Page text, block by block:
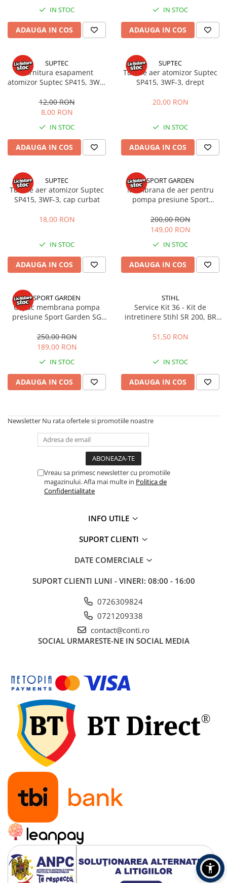
Alte unelte de gradinarit
Echipamente de protectie pentru
gradina
Manusi de lucru
Ochelari de protectie
Electrice si Iluminat
Sisteme fotovoltaice
Prize & Prelungitoare
Constructii
Masini de taiat
Masini de taiat beton / asfalt
Masini de taiat gresie / faianta
Masini de taiat caramida
Motodebitatoare
Finisare si Prelucrare suprafete
Vibratoare beton
Rigle vibrante
Scarificatoare beton
Aplicatoare cu banda
Slefuitoare pereti
Accesorii prelucrare suprafete
Sisteme pompare
Pompe pentru zugravit si vopsit
Pompe glet cu snec
Pompe spuma poliuretanica
Echipamente marcaje rutiere
Accesorii sisteme pompare
Compactoare
Maiuri compactoare
Placi compactoare unidirectionale
Cilindri vibrocompactori
Accesorii compactoare
Malaxoare
Depozitare, transport si protectie
Scari de lucru si schele
Echipamente de ridicat
Echipamente pentru transport
Tehnica diamantata
Masini de carotat
Masini de canelat
Carote diamantate
Discuri diamantate
Freze diamantate
Masini de sapat
Masini de sapat santuri (Trenchere)
Foreze pentru subtraversari
Accesorii pentru santier
Tubulatura evacuare deseuri
Parapeti rutieri
Arzatoare izolatii cu gaz
Scule si unelte
Scule electrice
IN STOC
ADAUGA IN COS
IN STOC
ADAUGA IN COS
SUPTEC
Garnitura esapament
atomizor Suptec SP415, 3WF-
12,00 RON
8,00 RON
IN STOC
ADAUGA IN COS
SUPTEC
Tub de aer atomizor Suptec
SP415, 3WF-3, drept
20,00 RON
IN STOC
ADAUGA IN COS
SUPTEC
Tub de aer atomizor Suptec
SP415, 3WF-3, cap curbat
18,00 RON
IN STOC
ADAUGA IN COS
SPORT GARDEN
Membrana de aer pentru
pompa presiune Sport
200,00 RON
149,00 RON
IN STOC
ADAUGA IN COS
SPORT GARDEN
Capac membrana pompa
presiune Sport Garden SG
250,00 RON
189,00 RON
IN STOC
ADAUGA IN COS
STIHL
Service Kit 36 - Kit de
intretinere Stihl SR 200, BR
86
51,50 RON
IN STOC
ADAUGA IN COS
Newsletter Nu rata ofertele si promotiile noastre
Vreau sa primesc newsletter cu promotiile
magazinului. Afla mai multe in Politica de
Confidentialitate
INFO UTILE
SUPORT CLIENTI
DATE COMERCIALE
SUPORT CLIENTI LUNI - VINERI: 08:00 - 16:00
0726309824
0721209338
contact@conti.ro
SOCIAL URMARESTE-NE IN SOCIAL MEDIA